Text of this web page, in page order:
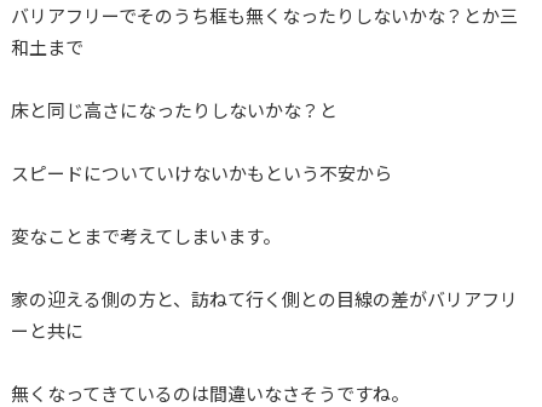
バリアフリーでそのうち框も無くなったりしないかな？とか三
和土まで
床と同じ高さになったりしないかな？と
スピードについていけないかもという不安から
変なことまで考えてしまいます。
家の迎える側の方と、訪ねて行く側との目線の差がバリアフリ
ーと共に
無くなってきているのは間違いなさそうですね。